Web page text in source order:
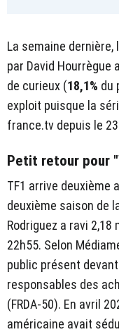
La semaine
par David Hourrègue
de curieux (18,1% du
exploit puisque la
france.tv depuis le
Petit retour pour
TF1 arrive deuxième
deuxième saison de
Rodriguez a ravi
22h55. Selon
public présent
responsables des
(FRDA-50). En avril
américaine avait